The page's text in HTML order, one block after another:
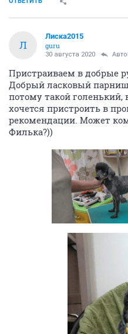
Л
Лиска2015
guru
30 августа 2020
Пристраиваем в добрые
Добрый ласковый
потому такой голенький,
хочется пристроить в
рекомендации. Может
Филька?))